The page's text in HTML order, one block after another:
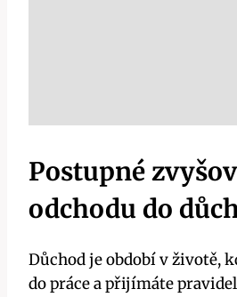
Postupné
odchodu do
Důchod je období v životě,
do práce a přijímáte